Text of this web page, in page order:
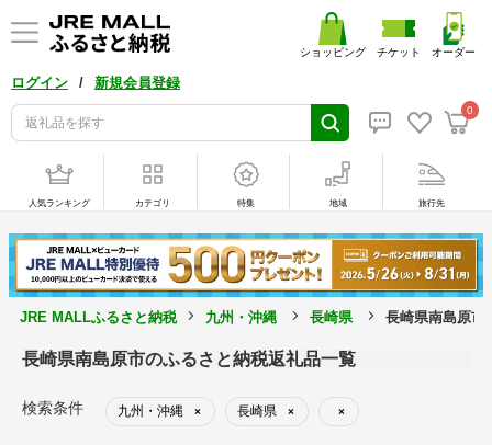
ログイン / 新規会員登録
0
ショッピング チケット オーダー
人気ランキング カテゴリ 特集 地域 旅行先
JRE MALLふるさと納税 九州・沖縄 長崎県 長崎県南島原市
長崎県南島原市のふるさと納税返礼品一覧
検索条件 九州・沖縄 × 長崎県 × ×